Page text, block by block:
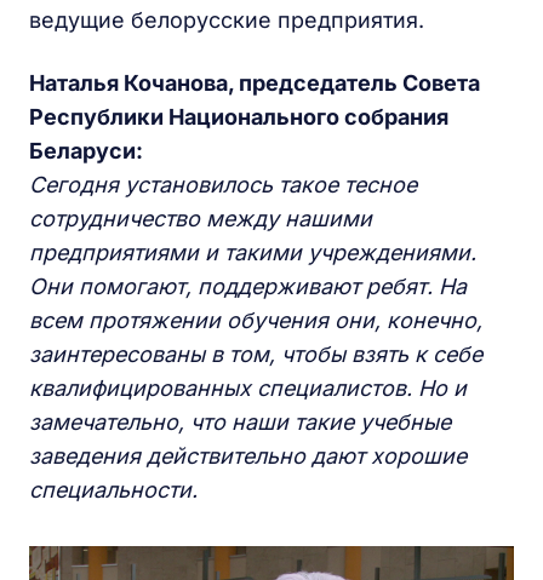
ведущие белорусские предприятия.
Наталья Кочанова, председатель Совета
Республики Национального собрания
Беларуси:
Сегодня установилось такое тесное
сотрудничество между нашими
предприятиями и такими учреждениями.
Они помогают, поддерживают ребят. На
всем протяжении обучения они, конечно,
заинтересованы в том, чтобы взять к себе
квалифицированных специалистов. Но и
замечательно, что наши такие учебные
заведения действительно дают хорошие
специальности.